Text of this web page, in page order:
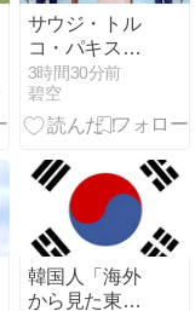
サウジ・トル
コ・パキスタ
ンの「共同防
衛協定」 「米
国中心」から
よる多極型」
への変化
3時間30分前
碧空
韓国人「海外
から見た東京